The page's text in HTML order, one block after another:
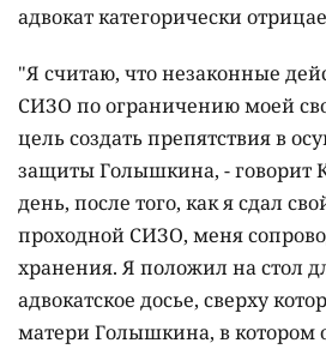
адвокат категорически
"Я считаю, что незаконные
СИЗО по ограничению моей
цель создать препятствия в
защиты Голышкина, - говорит
день, после того, как я сдал
проходной СИЗО, меня
хранения. Я положил на стол
адвокатское досье, сверху
матери Голышкина, в котором